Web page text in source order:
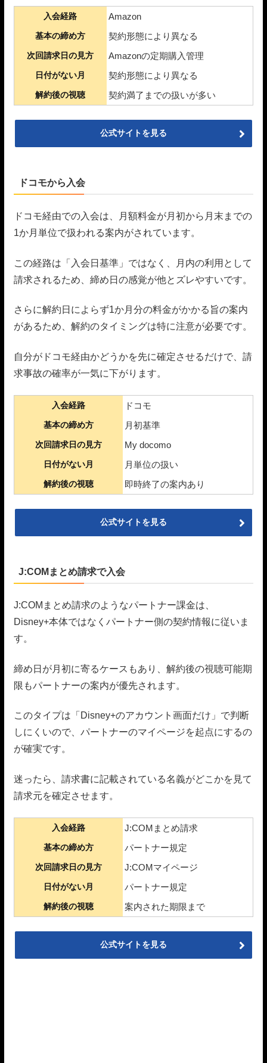
入会経路 Amazon
基本の締め方 契約形態により異なる
次回請求日の見方 Amazonの定期購入管理
日付がない月 契約形態により異なる
解約後の視聴 契約満了までの扱いが多い
公式サイトを見る
ドコモから入会
ドコモ経由での入会は、月額料金が月初から月末までの
1か月単位で扱われる案内がされています。
この経路は「入会日基準」ではなく、月内の利用として
請求されるため、締め日の感覚が他とズレやすいです。
さらに解約日によらず1か月分の料金がかかる旨の案内
があるため、解約のタイミングは特に注意が必要です。
自分がドコモ経由かどうかを先に確定させるだけで、請
求事故の確率が一気に下がります。
入会経路 ドコモ
基本の締め方 月初基準
次回請求日の見方 My docomo
日付がない月 月単位の扱い
解約後の視聴 即時終了の案内あり
公式サイトを見る
J:COMまとめ請求で入会
J:COMまとめ請求のようなパートナー課金は、
Disney+本体ではなくパートナー側の契約情報に従いま
す。
締め日が月初に寄るケースもあり、解約後の視聴可能期
限もパートナーの案内が優先されます。
このタイプは「Disney+のアカウント画面だけ」で判断
しにくいので、パートナーのマイページを起点にするの
が確実です。
迷ったら、請求書に記載されている名義がどこかを見て
請求元を確定させます。
入会経路 J:COMまとめ請求
基本の締め方 パートナー規定
次回請求日の見方 J:COMマイページ
日付がない月 パートナー規定
解約後の視聴 案内された期限まで
公式サイトを見る